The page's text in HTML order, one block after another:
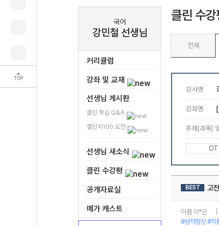
TOP
국어
강민철 선생님
커리큘럼
강좌 및 교재
선생님 게시판
클린 학습 Q&A
챌린지100 도전
선생님 새소식
클린 수강평
공개자료실
메가 캐스트
클린 수강
전체